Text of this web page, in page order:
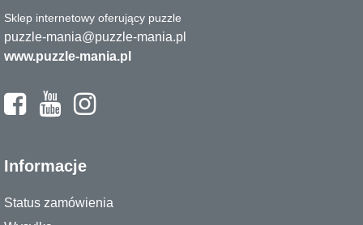
Sklep internetowy oferujący puzzle
puzzle-mania@puzzle-mania.pl
www.puzzle-mania.pl
Informacje
Status zamówienia